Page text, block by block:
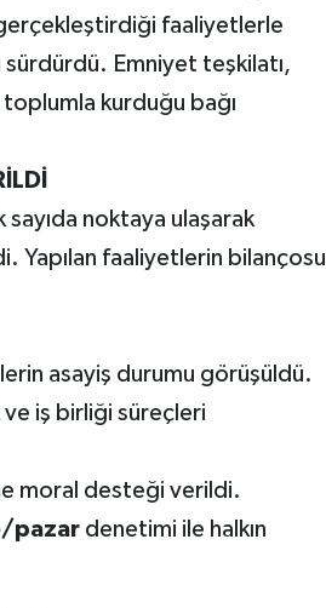
faaliyetlerle
sürdürdü. Emniyet teşkilatı,
kurduğu bağı
noktaya ulaşarak
Yapılan faaliyetlerin bilançosu
asayiş durumu görüşüldü.
iş birliği süreçleri
moral desteği verildi.
pazardenetimi ile halkın